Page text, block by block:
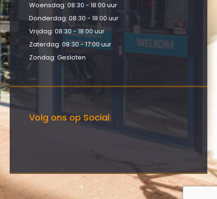
Woensdag: 08:30 - 18:00 uur
Donderdag: 08:30 - 18:00 uur
Vrijdag: 08:30 - 18:00 uur
Zaterdag: 08:30 - 17:00 uur
Zondag: Gesloten
Volg ons op Social